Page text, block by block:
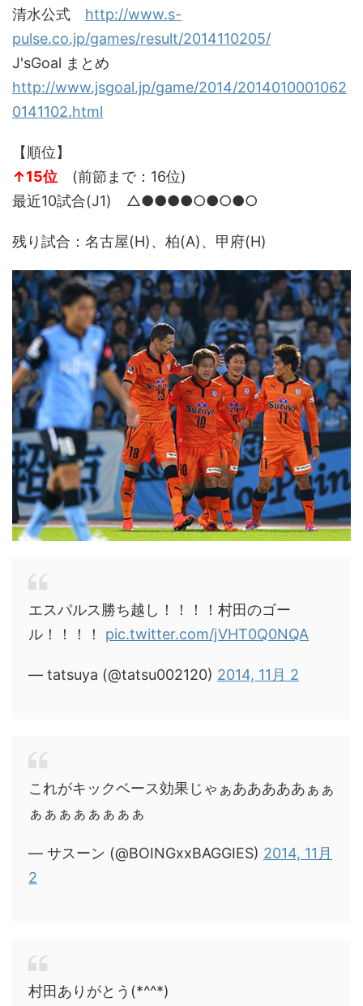
清水公式 http://www.s-
pulse.co.jp/games/result/2014110205/
J'sGoal まとめ
http://www.jsgoal.jp/game/2014/2014010001062
0141102.html
【順位】
↑15位 (前節まで：16位)
最近10試合(J1) △●●●●○●○●○
残り試合：名古屋(H)、柏(A)、甲府(H)
エスパルス勝ち越し！！！！村田のゴー
ル！！！！ pic.twitter.com/jVHT0Q0NQA
— tatsuya (@tatsu002120) 2014, 11月 2
これがキックベース効果じゃぁあああああぁぁ
ぁぁぁぁぁぁぁぁ
— サスーン (@BOINGxxBAGGIES) 2014, 11月
2
村田ありがとう(*^^*)